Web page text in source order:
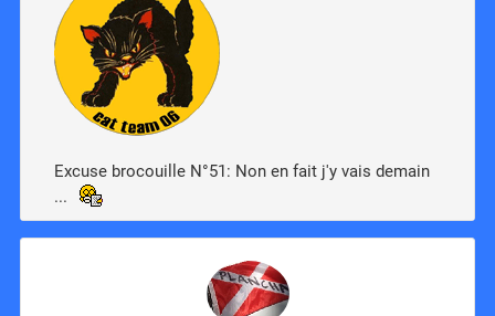
Excuse brocouille N°51: Non en fait j'y vais demain
...